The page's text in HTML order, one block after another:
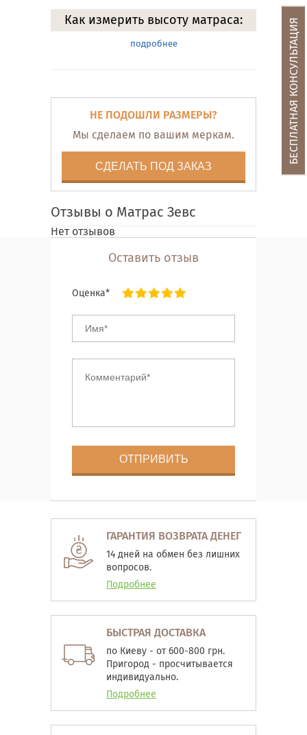
Как измерить высоту матраса:
подробнее
НЕ ПОДОШЛИ РАЗМЕРЫ?
Мы сделаем по вашим меркам.
СДЕЛАТЬ ПОД ЗАКАЗ
Отзывы о Матрас Зевс
Нет отзывов
Оставить отзыв
Оценка*
ГАРАНТИЯ ВОЗВРАТА ДЕНЕГ
14 дней на обмен без лишних
вопросов.
Подробнее
БЫСТРАЯ ДОСТАВКА
по Киеву - от 600-800 грн.
Пригород - просчитывается
индивидуально.
Подробнее
БЕСПЛАТНАЯ КОНСУЛЬТАЦИЯ